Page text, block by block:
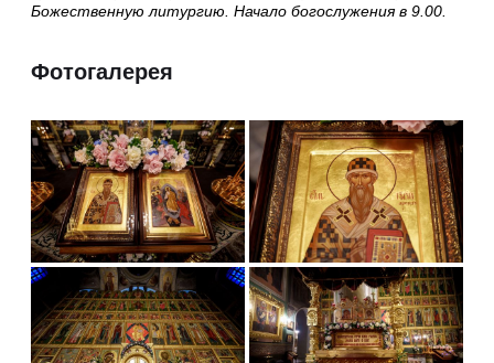
Божественную литургию. Начало богослужения в 9.00.
Фотогалерея